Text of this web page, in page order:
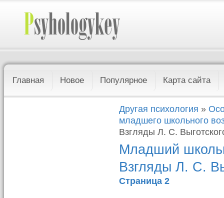
Главная Новое Популярное Карта сайта
Другая психология »
младшего школьного
Взгляды Л. С.
Младший
Взгляды Л. С.
Страница 2